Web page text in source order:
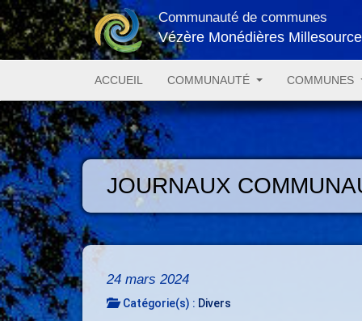
Communauté de communes
Vézère Monédières
ACCUEIL COMMUNAUTÉ COMMUNES
JOURNAUX
24 mars 2024
Catégorie(s) : Divers